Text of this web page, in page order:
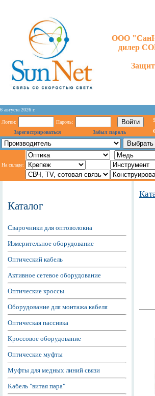
ООО
дилер
6 августа 2026 г.
Логин:
Пароль:
Зарегистрироваться
Забыл пароль
На складе:
Каталог
Сварочники для оптоволокна
Измерительное оборудование
Оптический кабель
Активное сетевое оборудование
Оптические кроссы
Оборудование для монтажа кабеля
Оптическая пассивка
Кроссовое оборудование
Оптические муфты
Муфты для медных линий связи
Кабель "витая пара"